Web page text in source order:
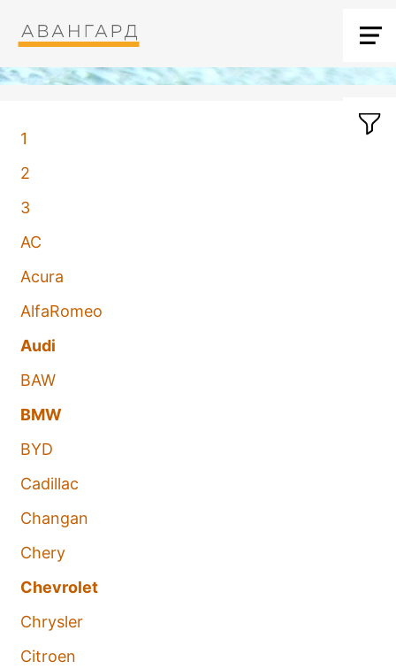
1
2
3
AC
Acura
AlfaRomeo
Audi
BAW
BMW
BYD
Cadillac
Changan
Chery
Chevrolet
Chrysler
Citroen